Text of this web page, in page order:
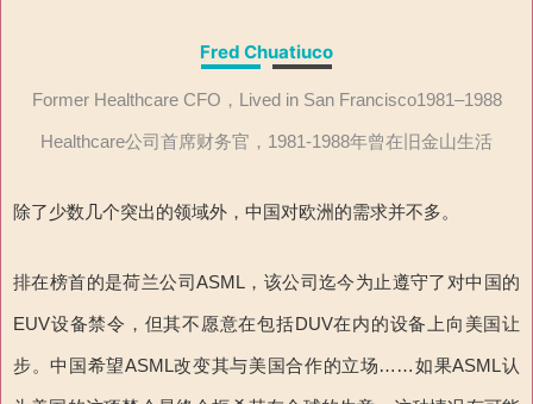
Fred Chuatiuco
Former Healthcare CFO，Lived in San Francisco1981–1988
Healthcare公司首席财务官，1981-1988年曾在旧金山生活
除了少数几个突出的领域外，中国对欧洲的需求并不多。
排在榜首的是荷兰公司ASML，该公司迄今为止遵守了对中国的
EUV设备禁令，但其不愿意在包括DUV在内的设备上向美国让
步。中国希望ASML改变其与美国合作的立场……如果ASML认